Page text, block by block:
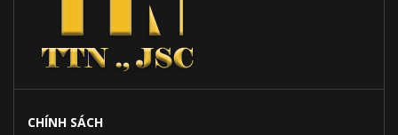
CHÍNH SÁCH